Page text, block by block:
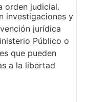
orden judicial.
investigaciones y
jurídica
Público o
que pueden
a la libertad